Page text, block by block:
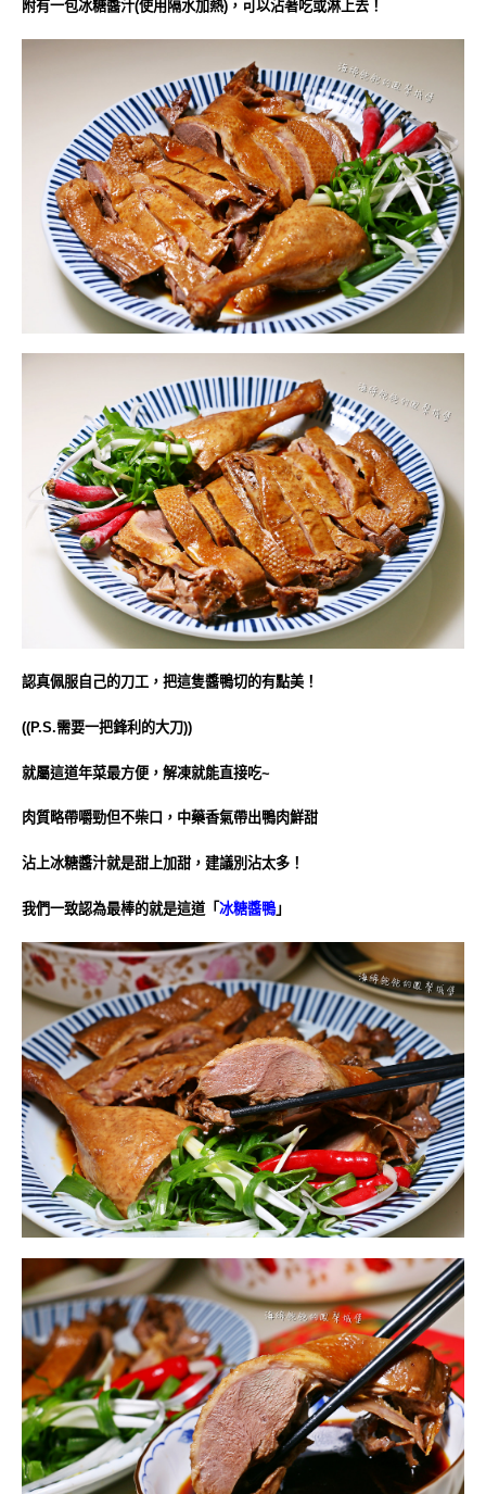
附有一包冰糖醬汁(使用隔水加熱)，可以沾著吃或淋上去！
認真佩服自己的刀工，把這隻醬鴨切的有點美！
((P.S.需要一把鋒利的大刀))
就屬這道年菜最方便，解凍就能直接吃~
肉質略帶嚼勁但不柴口，中藥香氣帶出鴨肉鮮甜
沾上冰糖醬汁就是甜上加甜，建議別沾太多！
我們一致認為最棒的就是這道「 冰糖醬鴨」